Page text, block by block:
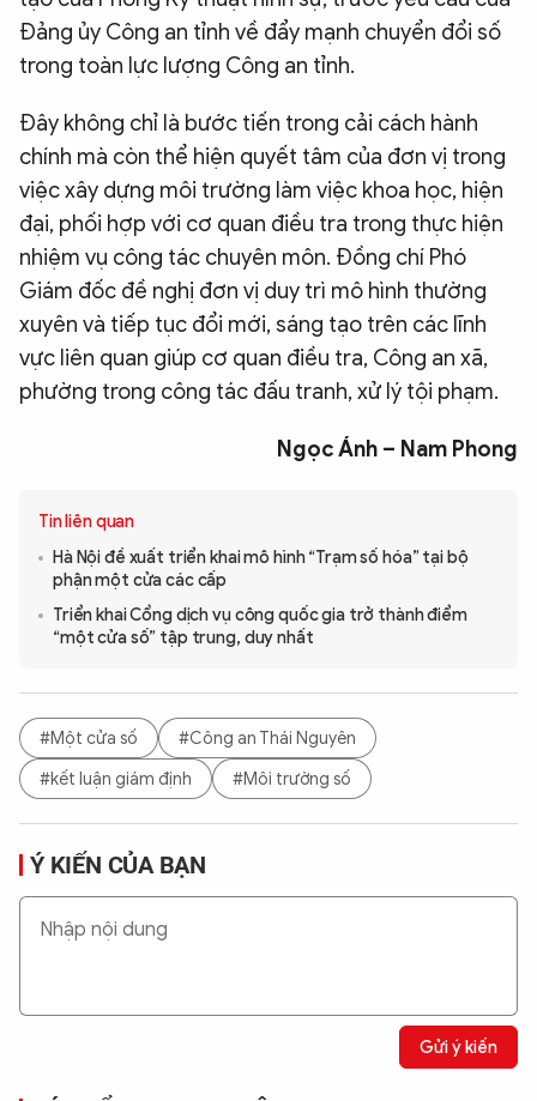
Đảng ủy Công an tỉnh về đẩy mạnh chuyển đổi số
trong toàn lực lượng Công an tỉnh.
Đây không chỉ là bước tiến trong cải cách hành
chính mà còn thể hiện quyết tâm của đơn vị trong
việc xây dựng môi trường làm việc khoa học, hiện
đại, phối hợp với cơ quan điều tra trong thực hiện
nhiệm vụ công tác chuyên môn. Đồng chí Phó
Giám đốc đề nghị đơn vị duy trì mô hình thường
xuyên và tiếp tục đổi mới, sáng tạo trên các lĩnh
vực liên quan giúp cơ quan điều tra, Công an xã,
phường trong công tác đấu tranh, xử lý tội phạm.
Ngọc Ánh – Nam Phong
Tin liên quan
Hà Nội đề xuất triển khai mô hình “Trạm số hóa” tại bộ
phận một cửa các cấp
Triển khai Cổng dịch vụ công quốc gia trở thành điểm
“một cửa số” tập trung, duy nhất
#Một cửa số
#Công an Thái Nguyên
#kết luận giám định
#Môi trường số
Ý KIẾN CỦA BẠN
Gửi ý kiến